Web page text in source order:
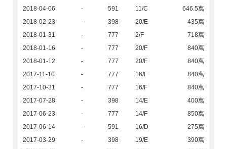
2018-04-06
- 591 11/C
646.5萬
2018-02-23
- 398 20/E
435萬
2018-01-31
- 777 2/F
718萬
2018-01-16
- 777 20/F
840萬
2018-01-12
- 777 20/F
840萬
2017-11-10
- 777 16/F
840萬
2017-10-31
- 777 16/F
840萬
2017-07-28
- 398 14/E
400萬
2017-06-23
- 777 14/F
850萬
2017-06-14
- 591 16/D
275萬
2017-03-29
- 398 19/E
390萬